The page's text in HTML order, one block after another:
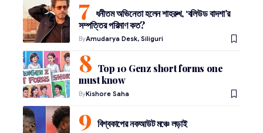
ধনীতম অভিনেতা হলেন শাহরুখ, ‘বলিউড বাদশা’র
সম্পত্তির পরিমাণ কত?
ByAmudarya Desk, Siliguri
Top 10 Genz short forms one
must know
ByKishore Saha
বিশ্বকাপের নকআউট মঞ্চে লড়াই